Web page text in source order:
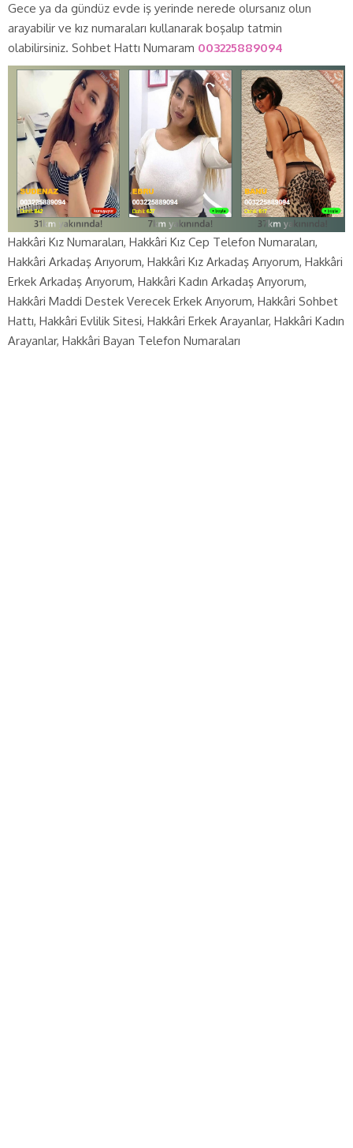
Gece ya da gündüz evde iş yerinde nerede olursanız olun
arayabilir ve kız numaraları kullanarak boşalıp tatmin
olabilirsiniz. Sohbet Hattı Numaram 003225889094
Hakkâri Kız Numaraları, Hakkâri Kız Cep Telefon Numaraları,
Hakkâri Arkadaş Arıyorum, Hakkâri Kız Arkadaş Arıyorum, Hakkâri
Erkek Arkadaş Arıyorum, Hakkâri Kadın Arkadaş Arıyorum,
Hakkâri Maddi Destek Verecek Erkek Arıyorum, Hakkâri Sohbet
Hattı, Hakkâri Evlilik Sitesi, Hakkâri Erkek Arayanlar, Hakkâri Kadın
Arayanlar, Hakkâri Bayan Telefon Numaraları